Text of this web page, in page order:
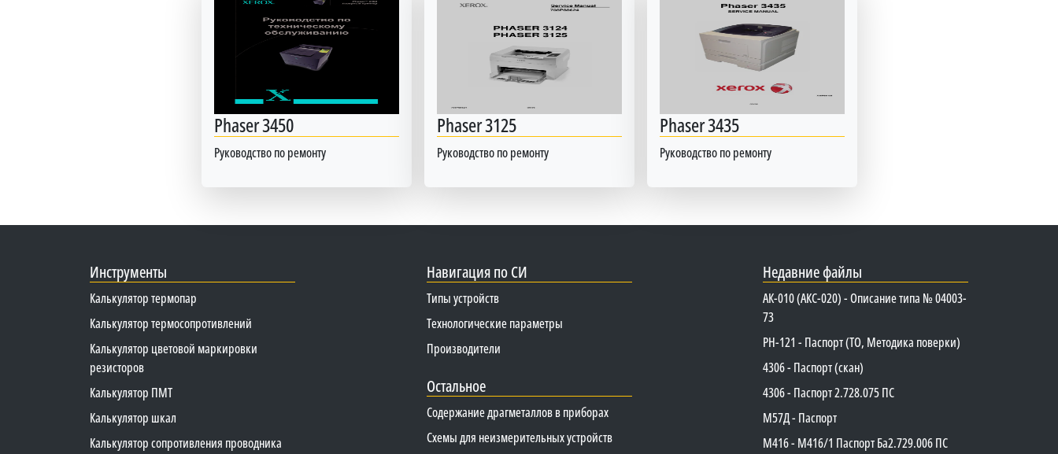
Phaser 3450
Руководство по ремонту
Phaser 3125
Руководство по ремонту
Phaser 3435
Руководство по ремонту
Инструменты
Калькулятор термопар
Калькулятор термосопротивлений
Калькулятор цветовой маркировки
резисторов
Калькулятор ПМТ
Калькулятор шкал
Калькулятор сопротивления проводника
Навигация по СИ
Типы устройств
Технологические параметры
Производители
Остальное
Содержание драгметаллов в приборах
Схемы для неизмерительных устройств
Недавние файлы
АК-010 (АКС-020) - Описание типа № 04003-
73
PH-121 - Паспорт (ТО, Методика поверки)
4306 - Паспорт (скан)
4306 - Паспорт 2.728.075 ПС
М57Д - Паспорт
М416 - М416/1 Паспорт Ба2.729.006 ПС